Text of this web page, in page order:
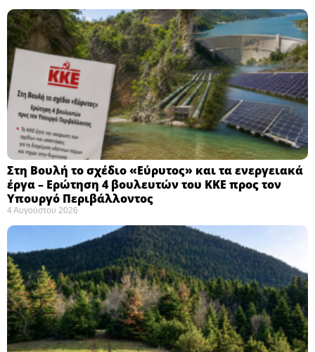
Στη Βουλή το σχέδιο «Εύρυτος» και τα ενεργειακά
έργα – Ερώτηση 4 βουλευτών του ΚΚΕ προς τον
Υπουργό Περιβάλλοντος
4 Αυγούστου 2026